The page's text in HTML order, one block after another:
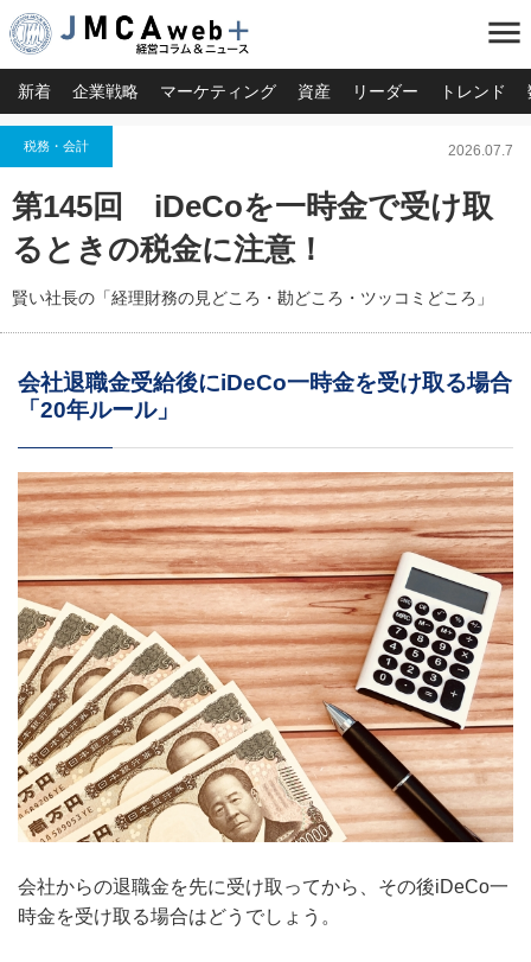
menu
新着 企業戦略 マーケティング 資産 リーダー トレンド
税務・会計 2026.07.7
第145回 iDeCoを一時金で受け取
るときの税金に注意！
賢い社長の「経理財務の見どころ・勘どころ・ツッコミどころ」
会社退職金受給後にiDeCo一時金を受け取る場合
「20年ルール」
会社からの退職金を先に受け取ってから、その後iDeCo一
時金を受け取る場合はどうでしょう。